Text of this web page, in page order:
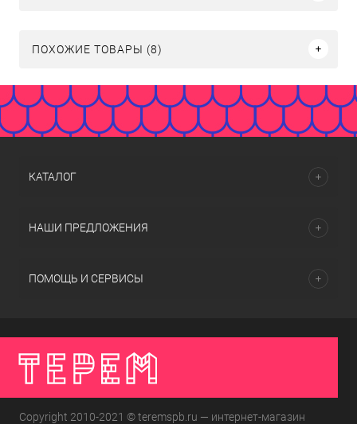
ПОХОЖИЕ ТОВАРЫ (8)
КАТАЛОГ
НАШИ ПРЕДЛОЖЕНИЯ
ПОМОЩЬ И СЕРВИСЫ
Copyright 2010-2021 © teremspb.ru — интернет-магазин